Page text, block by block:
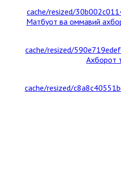
Матбуот ва оммавий
Ахборот